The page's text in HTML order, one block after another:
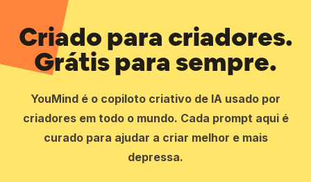
Criado para criadores.
Grátis para sempre.
YouMind é o copiloto criativo de IA usado por
criadores em todo o mundo. Cada prompt aqui é
curado para ajudar a criar melhor e mais
depressa.